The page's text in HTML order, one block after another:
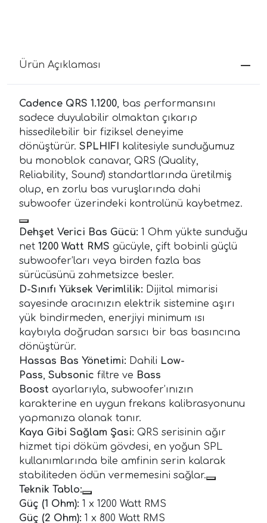
Ürün Açıklaması
Cadence QRS 1.1200, bas performansını
sadece duyulabilir olmaktan çıkarıp
hissedilebilir bir fiziksel deneyime
dönüştürür. SPLHIFI kalitesiyle sunduğumuz
bu monoblok canavar, QRS (Quality,
Reliability, Sound) standartlarında üretilmiş
olup, en zorlu bas vuruşlarında dahi
subwoofer üzerindeki kontrolünü kaybetmez.
Dehşet Verici Bas Gücü: 1 Ohm yükte sunduğu
net 1200 Watt RMS gücüyle, çift bobinli güçlü
subwoofer’ları veya birden fazla bas
sürücüsünü zahmetsizce besler.
D-Sınıfı Yüksek Verimlilik: Dijital mimarisi
sayesinde aracınızın elektrik sistemine aşırı
yük bindirmeden, enerjiyi minimum ısı
kaybıyla doğrudan sarsıcı bir bas basıncına
dönüştürür.
Hassas Bas Yönetimi: Dahili Low-
Pass, Subsonic filtre ve Bass
Boost ayarlarıyla, subwoofer’ınızın
karakterine en uygun frekans kalibrasyonunu
yapmanıza olanak tanır.
Kaya Gibi Sağlam Şasi: QRS serisinin ağır
hizmet tipi döküm gövdesi, en yoğun SPL
kullanımlarında bile amfinin serin kalarak
stabiliteden ödün vermemesini sağlar.
Teknik Tablo:
Güç (1 Ohm): 1 x 1200 Watt RMS
Güç (2 Ohm): 1 x 800 Watt RMS